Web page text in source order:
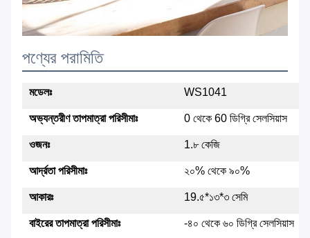
পণ্যের পরামিতি
মডেলঃ WS1041
অভ্যন্তরীণ তাপমাত্রা পরিসীমাঃ 0 থেকে 60 ডিগ্রি সেলসিয়াস
ওজনঃ 1.৮ কেজি
আর্দ্রতা পরিসীমাঃ ২০% থেকে ৯০%
আকারঃ 19.৫*১৩*৩ সেমি
বাইরের তাপমাত্রা পরিসীমাঃ -৪০ থেকে ৬০ ডিগ্রি সেলসিয়াস